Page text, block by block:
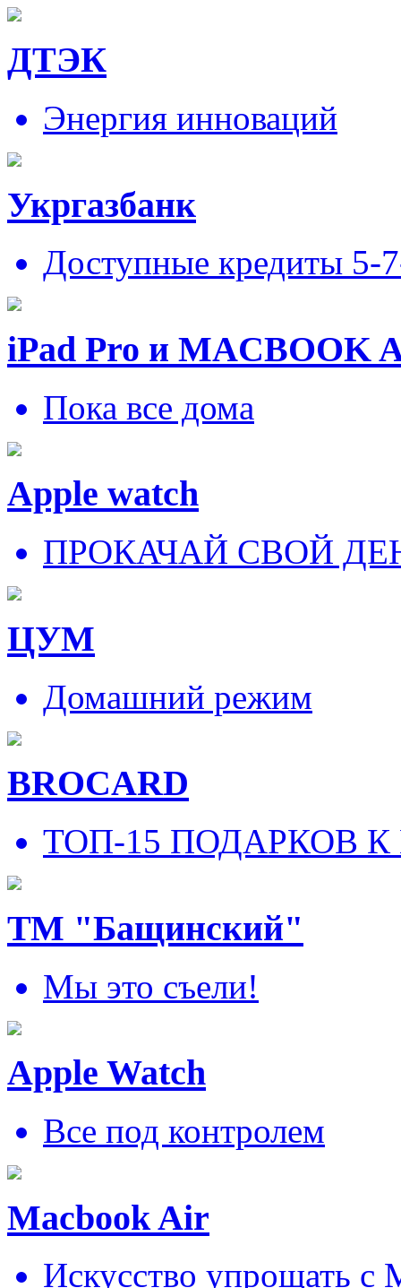
ДТЭК
Энергия инноваций
Укргазбанк
Доступные кредиты 5-
iPad Pro и MACBOOK
Пока все дома
Apple watch
ПРОКАЧАЙ СВОЙ
ЦУМ
Домашний режим
BROCARD
ТОП-15 ПОДАРКОВ
ТМ "Бащинский"
Мы это съели!
Apple Watch
Все под контролем
Macbook Air
Искусcтво упрощать c